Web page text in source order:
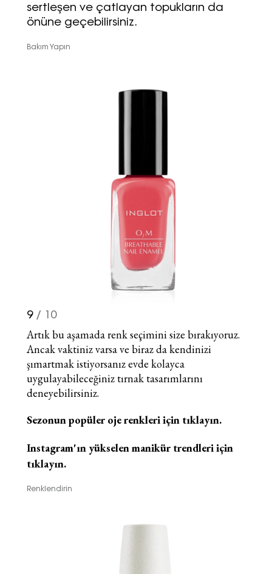
sertleşen ve çatlayan topukların da
önüne geçebilirsiniz.
Bakım Yapın
9/ 10
Artık bu aşamada renk seçimini size bırakıyoruz.
Ancak vaktiniz varsa ve biraz da kendinizi
şımartmak istiyorsanız evde kolayca
uygulayabileceğiniz tırnak tasarımlarını
deneyebilirsiniz.
Sezonun popüler oje renkleri için tıklayın.
Instagram'ın yükselen manikür trendleri için
tıklayın.
Renklendirin